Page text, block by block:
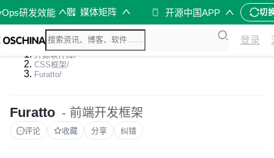
研发效能 媒体矩阵 开源中国APP 切
登录
开源软件库/
CSS框架/
Furatto/
Furatto - 前端开发框架
评论 收藏 分享 纠错